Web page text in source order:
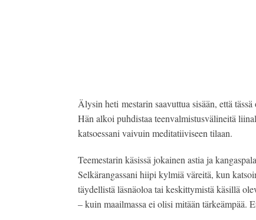
Älysin heti mestarin saavuttua sisään, että
Hän alkoi puhdistaa teenvalmistusvälineitä
katsoessani vaivuin meditatiiviseen tilaan.
Teemestarin käsissä jokainen astia ja
Selkärangassani hiipi kylmiä väreitä, kun
täydellistä läsnäoloa tai keskittymistä käsillä
– kuin maailmassa ei olisi mitään tärkeämpää.